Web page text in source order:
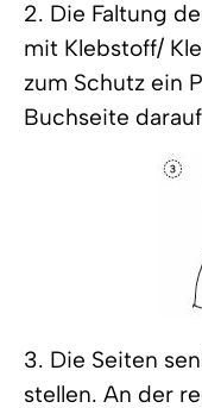
2. Die Faltung
mit Klebstoff/
zum Schutz ein
Buchseite
3. Die Seiten
stellen. An der